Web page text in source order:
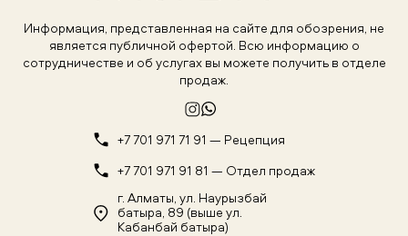
Информация, представленная на сайте для обозрения, не
является публичной офертой. Всю информацию о
сотрудничестве и об услугах вы можете получить в отделе
продаж.
+7 701 971 71 91 — Рецепция
+7 701 971 91 81 — Отдел продаж
г. Алматы, ул. Наурызбай
батыра, 89 (выше ул.
Кабанбай батыра)